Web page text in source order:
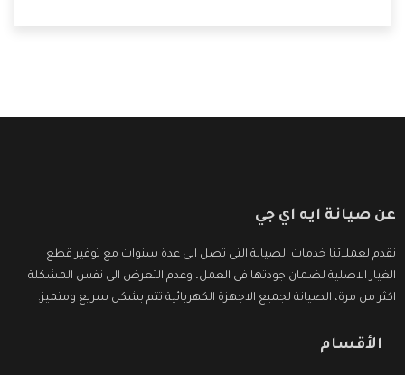
عن صيانة ايه اي جي
نقدم لعملائنا خدمات الصيانة التى تصل الى عدة سنوات مع توفير قطع
الغيار الاصلية لضمان جودتها فى العمل، وعدم التعرض الى نفس المشكلة
اكثر من مرة، الصيانة لجميع الاجهزة الكهربائية تتم بشكل سريع ومتميز.
الأقسام